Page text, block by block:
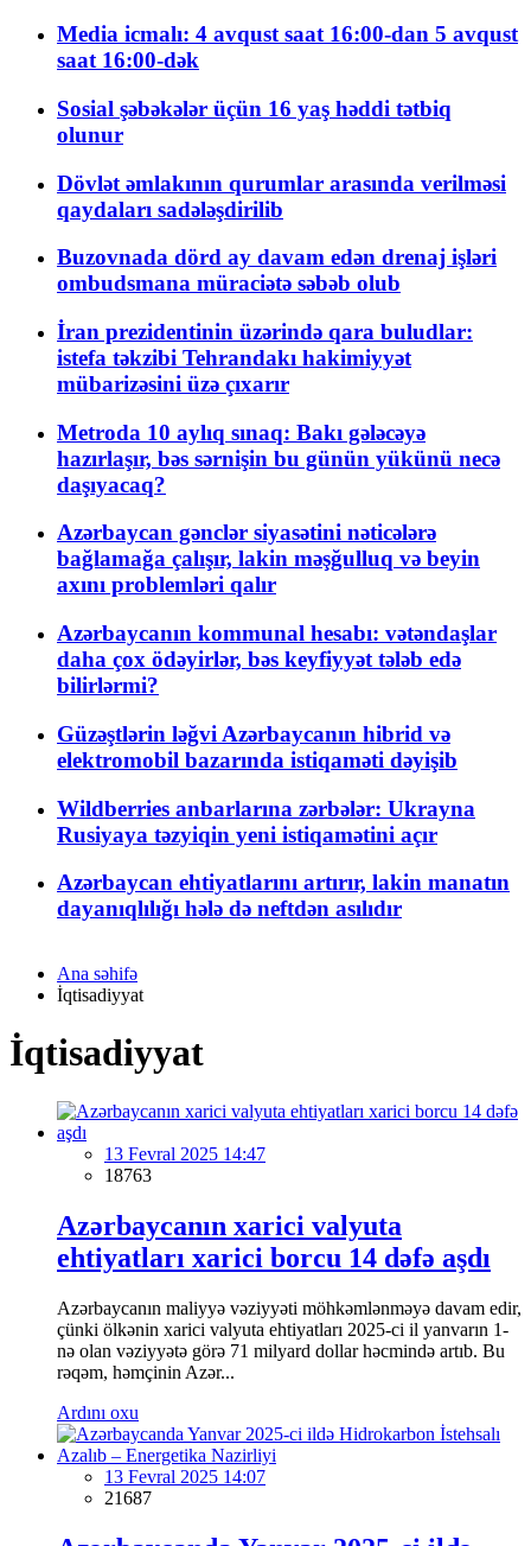
Media icmalı: 4 avqust saat 16:00-dan 5 avqust
saat 16:00-dək
Sosial şəbəkələr üçün 16 yaş həddi tətbiq
olunur
Dövlət əmlakının qurumlar arasında verilməsi
qaydaları sadələşdirilib
Buzovnada dörd ay davam edən drenaj işləri
ombudsmana müraciətə səbəb olub
İran prezidentinin üzərində qara buludlar:
istefa təkzibi Tehrandakı hakimiyyət
mübarizəsini üzə çıxarır
Metroda 10 aylıq sınaq: Bakı gələcəyə
hazırlaşır, bəs sərnişin bu günün yükünü necə
daşıyacaq?
Azərbaycan gənclər siyasətini nəticələrə
bağlamağa çalışır, lakin məşğulluq və beyin
axını problemləri qalır
Azərbaycanın kommunal hesabı: vətəndaşlar
daha çox ödəyirlər, bəs keyfiyyət tələb edə
bilirlərmi?
Güzəştlərin ləğvi Azərbaycanın hibrid və
elektromobil bazarında istiqaməti dəyişib
Wildberries anbarlarına zərbələr: Ukrayna
Rusiyaya təzyiqin yeni istiqamətini açır
Azərbaycan ehtiyatlarını artırır, lakin manatın
dayanıqlılığı hələ də neftdən asılıdır
Ana səhifə
İqtisadiyyat
İqtisadiyyat
13 Fevral 2025 14:47
18763
Azərbaycanın xarici valyuta
ehtiyatları xarici borcu 14 dəfə aşdı
Azərbaycanın maliyyə vəziyyəti möhkəmlənməyə davam edir,
çünki ölkənin xarici valyuta ehtiyatları 2025-ci il yanvarın 1-
nə olan vəziyyətə görə 71 milyard dollar həcmində artıb. Bu
rəqəm, həmçinin Azər...
Ardını oxu
13 Fevral 2025 14:07
21687